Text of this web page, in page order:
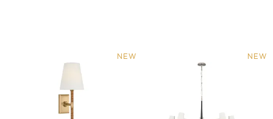
NEW NEW